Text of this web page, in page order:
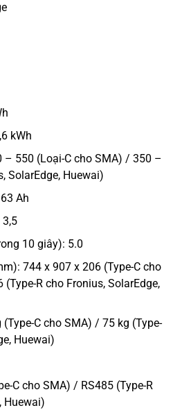
kWh
– 550 (Loại-C cho SMA) / 350 –
SolarEdge, Huewai)
Ah
10 giây): 5.0
744 x 907 x 206 (Type-C cho
R cho Fronius, SolarEdge,
C cho SMA) / 75 kg (Type-
Huewai)
C cho SMA) / RS485 (Type-R
Huewai)